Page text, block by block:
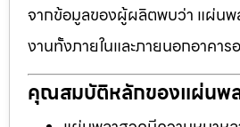
จากข้อมูลของผู้ผลิตพบว่า แผ่นพ
งานทั้งภายในและภายนอกอาคาร
คุณสมบัติหลักของแผ่นพ